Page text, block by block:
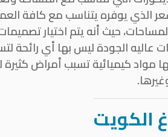
الذي يوفره يتناسب مع كافة
حيث أنه يتم اختيار
عاليه الجودة ليس بها أي رائحة
مواد كيميائية تسبب أمراض كثيرة
الكويت